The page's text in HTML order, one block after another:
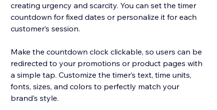
creating urgency and scarcity. You can set the timer
countdown for fixed dates or personalize it for each
customer’s session.
Make the countdown clock clickable, so users can be
redirected to your promotions or product pages with
a simple tap. Customize the timer’s text, time units,
fonts, sizes, and colors to perfectly match your
brand’s style.